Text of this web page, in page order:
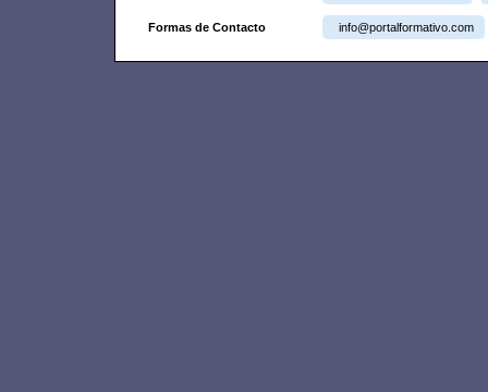
Formas de Contacto info@portalformativo.com